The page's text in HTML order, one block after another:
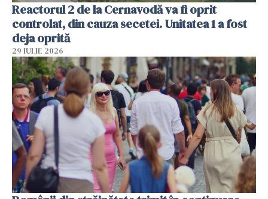
Reactorul 2 de la Cernavodă va fi oprit
controlat, din cauza secetei. Unitatea 1 a fost
deja oprită
29 IULIE 2026